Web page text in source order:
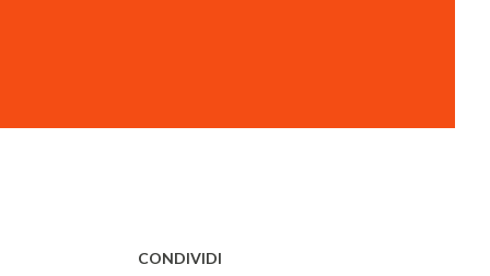
CONDIVIDI